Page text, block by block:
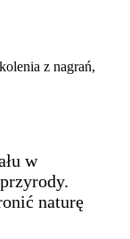
w
naturę